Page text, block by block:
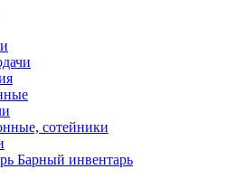
сотейники
Барный инвентарь